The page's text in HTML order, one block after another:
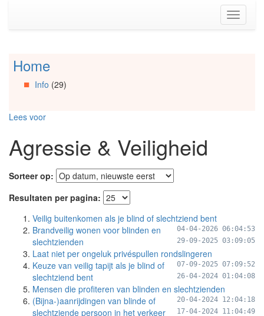
primaire
zijbalk
Toggle
Spring
Artikels
Info
naar
Organisaties
Spring
naar
Social
Home
Info (29)
Lees voor
Agressie & Veiligheid
Sorteer op:
Resultaten per pagina:
Veilig buitenkomen als je blind of slechtziend bent
04-04-2026 06:04:53
Brandveilig wonen voor blinden en
slechtzienden
29-09-2025 03:09:05
Laat niet per ongeluk privéspullen rondslingeren
07-09-2025 07:09:52
Keuze van veilig tapijt als je blind of
slechtziend bent
26-04-2024 01:04:08
Mensen die profiteren van blinden en slechtzienden
20-04-2024 12:04:18
(Bijna-)aanrijdingen van blinde of
slechtziende persoon in het verkeer
17-04-2024 11:04:49